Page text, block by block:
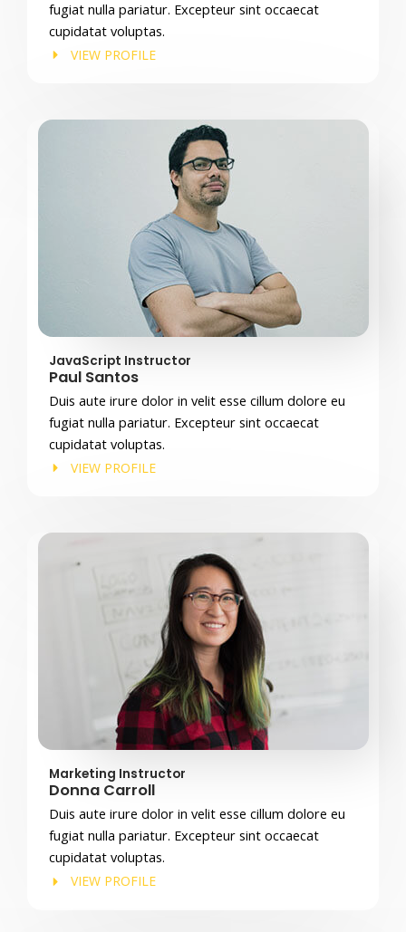
fugiat nulla pariatur. Excepteur sint occaecat
cupidatat voluptas.
VIEW PROFILE
JavaScript Instructor
Paul Santos
Duis aute irure dolor in velit esse cillum dolore eu
fugiat nulla pariatur. Excepteur sint occaecat
cupidatat voluptas.
VIEW PROFILE
Marketing Instructor
Donna Carroll
Duis aute irure dolor in velit esse cillum dolore eu
fugiat nulla pariatur. Excepteur sint occaecat
cupidatat voluptas.
VIEW PROFILE